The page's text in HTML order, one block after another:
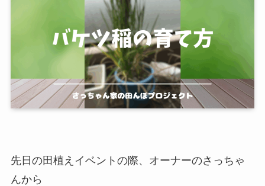
先日の田植えイベントの際、オーナーのさっちゃ
んから